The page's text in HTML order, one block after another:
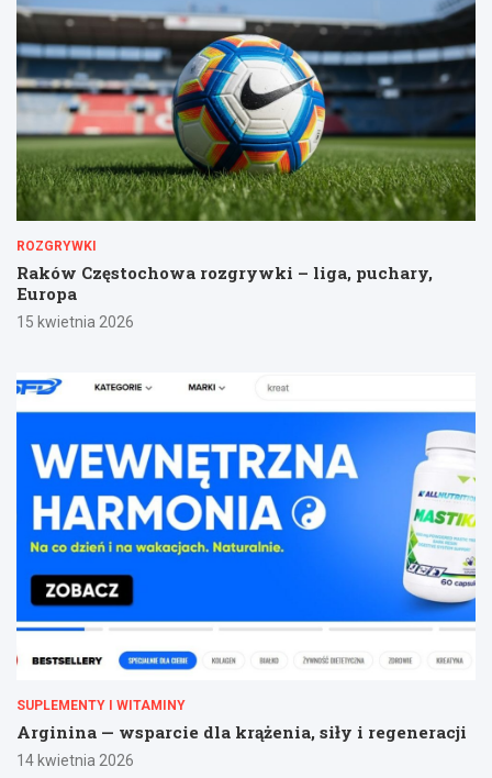
ROZGRYWKI
Raków Częstochowa rozgrywki – liga, puchary,
Europa
15 kwietnia 2026
SUPLEMENTY I WITAMINY
Arginina — wsparcie dla krążenia, siły i regeneracji
14 kwietnia 2026